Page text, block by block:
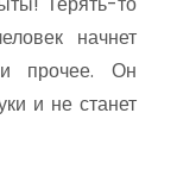
начнет
и прочее. Он
и не станет